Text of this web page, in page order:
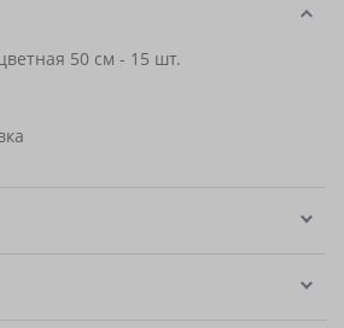
50 см - 15 шт.